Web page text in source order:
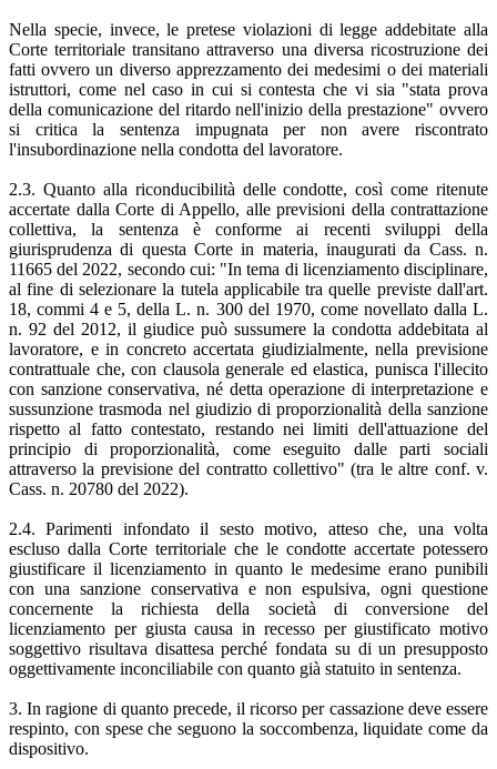
Nella specie, invece, le pretese violazioni di legge addebitate alla
Corte territoriale transitano attraverso una diversa ricostruzione dei
fatti ovvero un diverso apprezzamento dei medesimi o dei materiali
istruttori, come nel caso in cui si contesta che vi sia "stata prova
della comunicazione del ritardo nell'inizio della prestazione" ovvero
si critica la sentenza impugnata per non avere riscontrato
l'insubordinazione nella condotta del lavoratore.
2.3. Quanto alla riconducibilità delle condotte, così come ritenute
accertate dalla Corte di Appello, alle previsioni della contrattazione
collettiva, la sentenza è conforme ai recenti sviluppi della
giurisprudenza di questa Corte in materia, inaugurati da Cass. n.
11665 del 2022, secondo cui: "In tema di licenziamento disciplinare,
al fine di selezionare la tutela applicabile tra quelle previste dall'art.
18, commi 4 e 5, della L. n. 300 del 1970, come novellato dalla L.
n. 92 del 2012, il giudice può sussumere la condotta addebitata al
lavoratore, e in concreto accertata giudizialmente, nella previsione
contrattuale che, con clausola generale ed elastica, punisca l'illecito
con sanzione conservativa, né detta operazione di interpretazione e
sussunzione trasmoda nel giudizio di proporzionalità della sanzione
rispetto al fatto contestato, restando nei limiti dell'attuazione del
principio di proporzionalità, come eseguito dalle parti sociali
attraverso la previsione del contratto collettivo" (tra le altre conf. v.
Cass. n. 20780 del 2022).
2.4. Parimenti infondato il sesto motivo, atteso che, una volta
escluso dalla Corte territoriale che le condotte accertate potessero
giustificare il licenziamento in quanto le medesime erano punibili
con una sanzione conservativa e non espulsiva, ogni questione
concernente la richiesta della società di conversione del
licenziamento per giusta causa in recesso per giustificato motivo
soggettivo risultava disattesa perché fondata su di un presupposto
oggettivamente inconciliabile con quanto già statuito in sentenza.
3. In ragione di quanto precede, il ricorso per cassazione deve essere
respinto, con spese che seguono la soccombenza, liquidate come da
dispositivo.